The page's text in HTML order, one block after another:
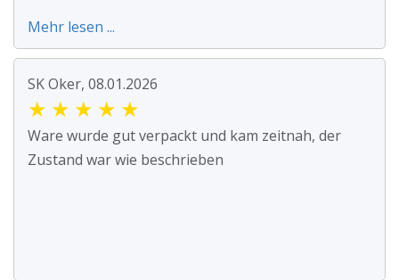
Mehr lesen ...
SK Oker, 08.01.2026
★ ★ ★ ★ ★
Ware wurde gut verpackt und kam zeitnah, der
Zustand war wie beschrieben